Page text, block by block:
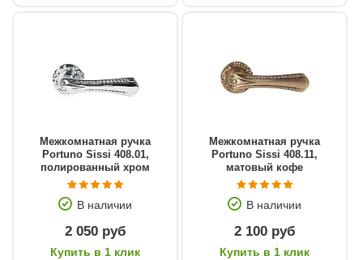
Межкомнатная ручка
Portuno Sissi 408.01,
полированный хром
В наличии
2 050 руб
Купить в 1 клик
Межкомнатная ручка
Portuno Sissi 408.11,
матовый кофе
В наличии
2 100 руб
Купить в 1 клик